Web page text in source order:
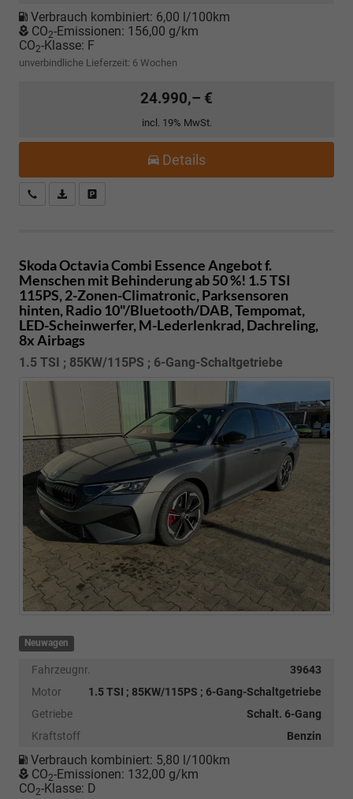
Verbrauch kombiniert: 6,00 l/100km
CO2-Emissionen: 156,00 g/km
CO2-Klasse: F
unverbindliche Lieferzeit: 6 Wochen
24.990,– €
incl. 19% MwSt.
Details
Kostenloser Rückruf-Service
PDF-Datei, Fahrzeugexposé drucken
Skoda Octavia Combi Essence Angebot f.
Menschen mit Behinderung ab 50 %! 1.5 TSI
115PS, 2-Zonen-Climatronic, Parksensoren
hinten, Radio 10"/Bluetooth/DAB, Tempomat,
LED-Scheinwerfer, M-Lederlenkrad, Dachreling,
8x Airbags
1.5 TSI ; 85KW/115PS ; 6-Gang-Schaltgetriebe
Neuwagen
Fahrzeugnr.
39643
Motor
1.5 TSI ; 85KW/115PS ; 6-Gang-Schaltgetriebe
Getriebe
Schalt. 6-Gang
Kraftstoff
Benzin
Verbrauch kombiniert: 5,80 l/100km
CO2-Emissionen: 132,00 g/km
CO2-Klasse: D